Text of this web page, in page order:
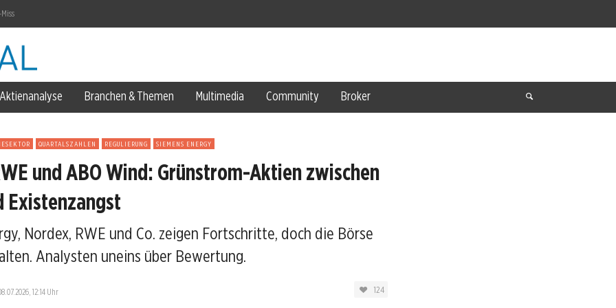
ein
Aktienanalyse Branchen & Themen Multimedia Community Broker
QUARTALSZAHLEN REGULIERUNG SIEMENS ENERGY
und ABO Wind: Grünstrom-Aktien zwischen
Existenzangst
Nordex, RWE und Co. zeigen Fortschritte, doch die Börse
Analysten uneins über Bewertung.
12:14 Uhr 124